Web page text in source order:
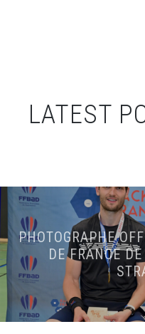
LATEST
PHOTOGRAPHE
DE FRANCE